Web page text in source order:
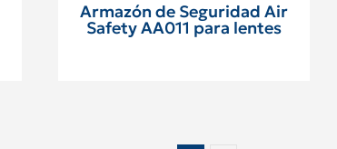
Armazón de Seguridad Air
Safety AA011 para lentes